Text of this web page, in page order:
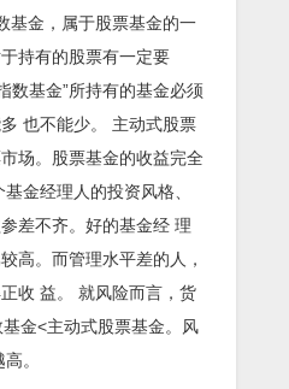
基金，属于股票基金的一
持有的股票有一定要
数基金”所持有的基金必须
也不能少。 主动式股票
场。股票基金的收益完全
金经理人的投资风格、
差不齐。好的基金经 理
高。而管理水平差的人，
收 益。 就风险而言，货
金<主动式股票基金。风
。